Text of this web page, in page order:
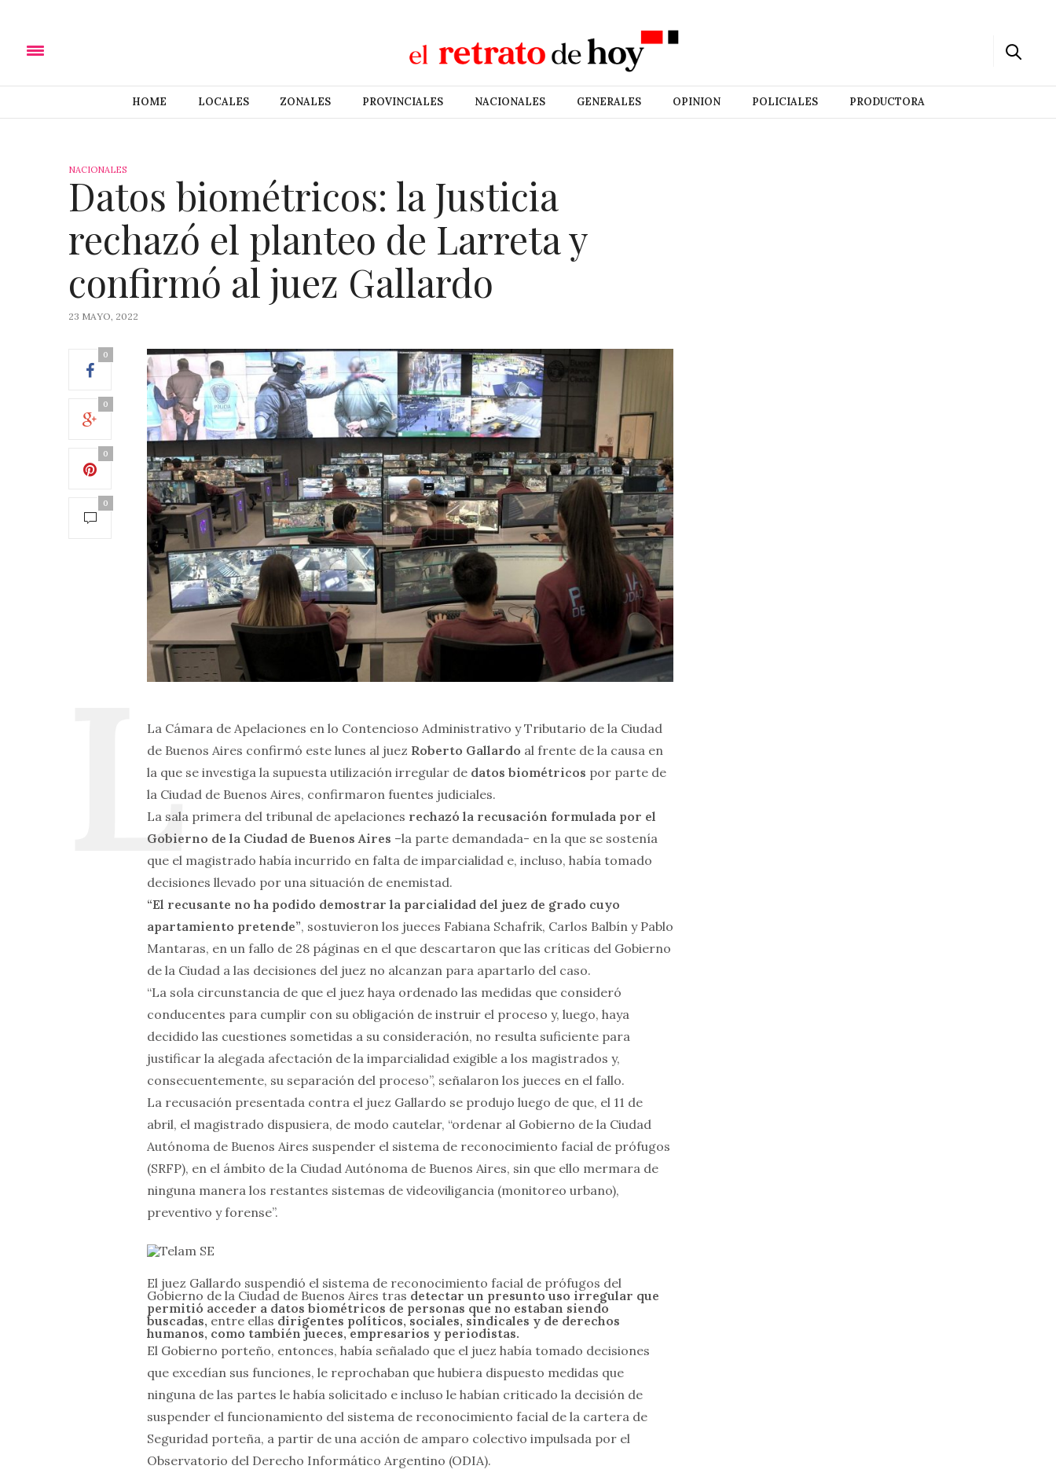
HOME LOCALES ZONALES PROVINCIALES NACIONALES GENERALES OPINION POLICIALES PRODUCTORA
NACIONALES
Datos biométricos: la Justicia
rechazó el planteo de Larreta y
confirmó al juez Gallardo
23 MAYO, 2022
0
0
0
0
La Cámara de Apelaciones en lo Contencioso Administrativo y Tributario de la Ciudad
de Buenos Aires confirmó este lunes al juez Roberto Gallardo al frente de la causa en
la que se investiga la supuesta utilización irregular de datos biométricos por parte de
la Ciudad de Buenos Aires, confirmaron fuentes judiciales.
La sala primera del tribunal de apelaciones rechazó la recusación formulada por el
Gobierno de la Ciudad de Buenos Aires –la parte demandada- en la que se sostenía
que el magistrado había incurrido en falta de imparcialidad e, incluso, había tomado
decisiones llevado por una situación de enemistad.
“El recusante no ha podido demostrar la parcialidad del juez de grado cuyo
apartamiento pretende”, sostuvieron los jueces Fabiana Schafrik, Carlos Balbín y Pablo
Mantaras, en un fallo de 28 páginas en el que descartaron que las críticas del Gobierno
de la Ciudad a las decisiones del juez no alcanzan para apartarlo del caso.
“La sola circunstancia de que el juez haya ordenado las medidas que consideró
conducentes para cumplir con su obligación de instruir el proceso y, luego, haya
decidido las cuestiones sometidas a su consideración, no resulta suficiente para
justificar la alegada afectación de la imparcialidad exigible a los magistrados y,
consecuentemente, su separación del proceso”, señalaron los jueces en el fallo.
La recusación presentada contra el juez Gallardo se produjo luego de que, el 11 de
abril, el magistrado dispusiera, de modo cautelar, “ordenar al Gobierno de la Ciudad
Autónoma de Buenos Aires suspender el sistema de reconocimiento facial de prófugos
(SRFP), en el ámbito de la Ciudad Autónoma de Buenos Aires, sin que ello mermara de
ninguna manera los restantes sistemas de videoviligancia (monitoreo urbano),
preventivo y forense”.
El juez Gallardo suspendió el sistema de reconocimiento facial de prófugos del
Gobierno de la Ciudad de Buenos Aires tras detectar un presunto uso irregular que
permitió acceder a datos biométricos de personas que no estaban siendo
buscadas, entre ellas dirigentes políticos, sociales, sindicales y de derechos
humanos, como también jueces, empresarios y periodistas.
El Gobierno porteño, entonces, había señalado que el juez había tomado decisiones
que excedían sus funciones, le reprochaban que hubiera dispuesto medidas que
ninguna de las partes le había solicitado e incluso le habían criticado la decisión de
suspender el funcionamiento del sistema de reconocimiento facial de la cartera de
Seguridad porteña, a partir de una acción de amparo colectivo impulsada por el
Observatorio del Derecho Informático Argentino (ODIA).